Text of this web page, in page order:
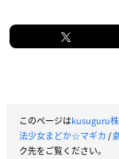
このページはkusuguru
法少女まどか☆マギカ/
ク先をご覧ください。